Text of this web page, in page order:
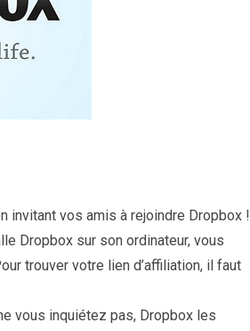
invitant vos amis à rejoindre Dropbox !
Dropbox sur son ordinateur, vous
trouver votre lien d’affiliation, il faut
vous inquiétez pas, Dropbox les